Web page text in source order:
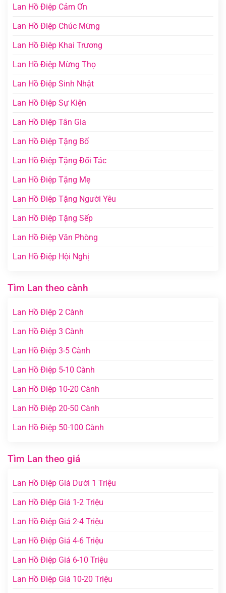
Lan Hồ Điệp Cảm Ơn
Lan Hồ Điệp Chúc Mừng
Lan Hồ Điệp Khai Trương
Lan Hồ Điệp Mừng Thọ
Lan Hồ Điệp Sinh Nhật
Lan Hồ Điệp Sự Kiện
Lan Hồ Điệp Tân Gia
Lan Hồ Điệp Tặng Bố
Lan Hồ Điệp Tặng Đối Tác
Lan Hồ Điệp Tặng Mẹ
Lan Hồ Điệp Tặng Người Yêu
Lan Hồ Điệp Tặng Sếp
Lan Hồ Điệp Văn Phòng
Lan Hồ Điệp Hội Nghị
Tìm Lan theo cành
Lan Hồ Điệp 2 Cành
Lan Hồ Điệp 3 Cành
Lan Hồ Điệp 3-5 Cành
Lan Hồ Điệp 5-10 Cành
Lan Hồ Điệp 10-20 Cành
Lan Hồ Điệp 20-50 Cành
Lan Hồ Điệp 50-100 Cành
Tìm Lan theo giá
Lan Hồ Điệp Giá Dưới 1 Triệu
Lan Hồ Điệp Giá 1-2 Triệu
Lan Hồ Điệp Giá 2-4 Triệu
Lan Hồ Điệp Giá 4-6 Triệu
Lan Hồ Điệp Giá 6-10 Triệu
Lan Hồ Điệp Giá 10-20 Triệu